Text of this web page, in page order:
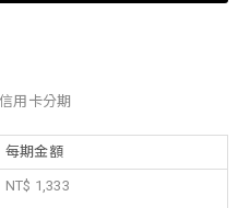
用卡分期
每期金額
NT$ 1,333